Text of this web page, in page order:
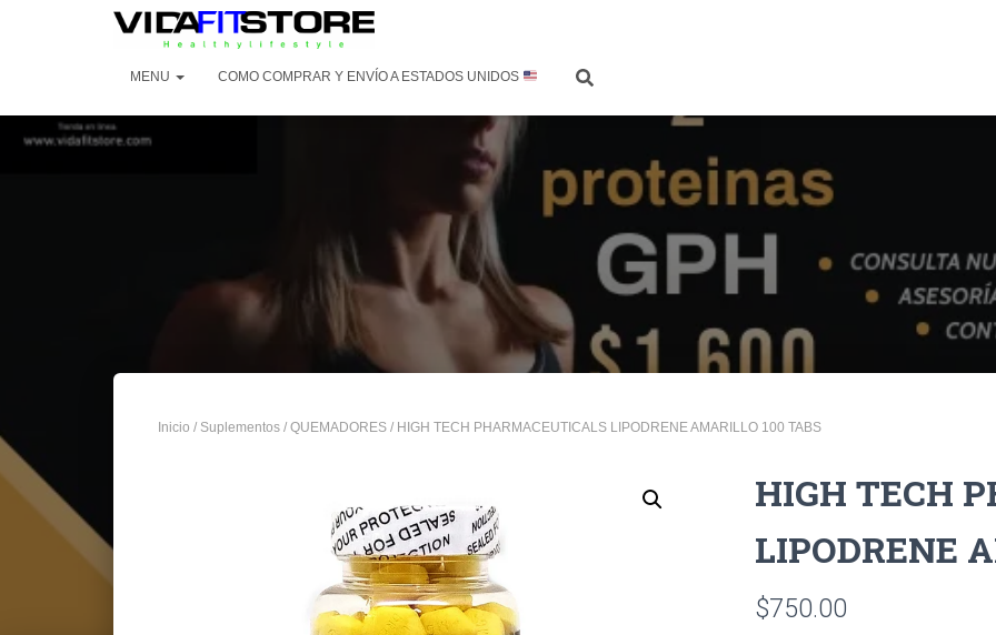
MENU COMO COMPRAR Y ENVÍO A ESTADOS UNIDOS
Inicio / Suplementos / QUEMADORES / HIGH TECH PHARMACEUTICALS LIPODRENE AMARILLO 100 TABS
HIGH TECH
LIPODRENE
$750.00